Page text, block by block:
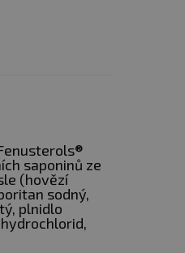
saponinů ze
(hovězí
sodný,
plnidlo